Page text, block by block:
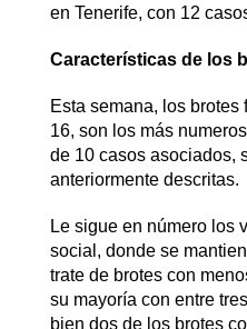
en Tenerife, con 12
Características de los
Esta semana, los
16, son los más
de 10 casos asociados,
anteriormente descritas.
Le sigue en número los
social, donde se
trate de brotes con
su mayoría con entre
bien dos de los brotes